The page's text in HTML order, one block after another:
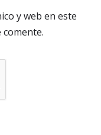
y web en este